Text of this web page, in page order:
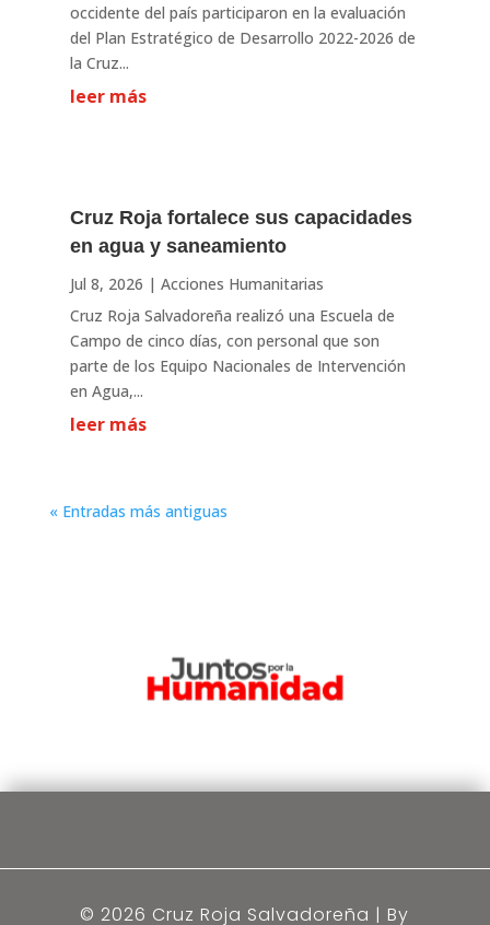
occidente del país participaron en la evaluación
del Plan Estratégico de Desarrollo 2022-2026 de
la Cruz...
leer más
Cruz Roja fortalece sus capacidades
en agua y saneamiento
Jul 8, 2026 | Acciones Humanitarias
Cruz Roja Salvadoreña realizó una Escuela de
Campo de cinco días, con personal que son
parte de los Equipo Nacionales de Intervención
en Agua,...
leer más
« Entradas más antiguas
© 2026 Cruz Roja Salvadoreña | By